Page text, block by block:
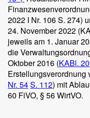
2022 I Nr. 106 S. 274)
24. November 2022
jeweils am 1. Januar
die
Oktober 2016 (KABl.
Erstellungsverordnung
Nr. 54S. 112) mit
60 FiVO, § 56 WirtVO.